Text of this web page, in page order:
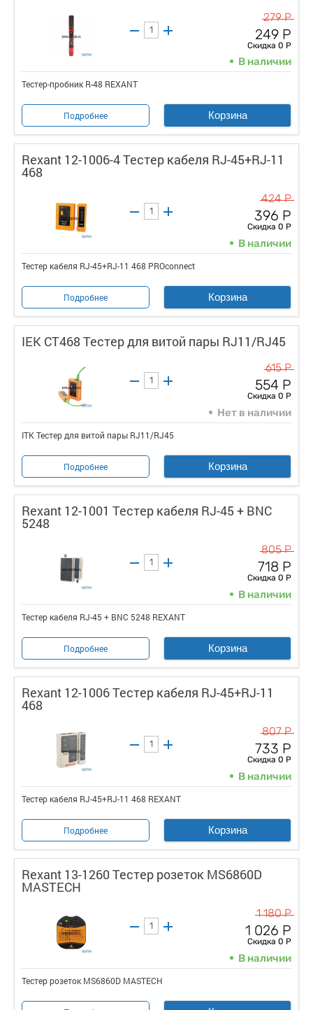
279 Р
249 Р
Скидка 0 Р
В наличии
Тестер-пробник R-48 REXANT
Подробнее Корзина
Rexant 12-1006-4 Тестер кабеля RJ-45+RJ-11
468
424 Р
396 Р
Скидка 0 Р
В наличии
Тестер кабеля RJ-45+RJ-11 468 PROconnect
Подробнее Корзина
IEK CT468 Тестер для витой пары RJ11/RJ45
615 Р
554 Р
Скидка 0 Р
Нет в наличии
ITK Тестер для витой пары RJ11/RJ45
Подробнее Корзина
Rexant 12-1001 Тестер кабеля RJ-45 + BNC
5248
805 Р
718 Р
Скидка 0 Р
В наличии
Тестер кабеля RJ-45 + BNC 5248 REXANT
Подробнее Корзина
Rexant 12-1006 Тестер кабеля RJ-45+RJ-11
468
807 Р
733 Р
Скидка 0 Р
В наличии
Тестер кабеля RJ-45+RJ-11 468 REXANT
Подробнее Корзина
Rexant 13-1260 Тестер розеток MS6860D
MASTECH
1 180 Р
1 026 Р
Скидка 0 Р
В наличии
Тестер розеток MS6860D MASTECH